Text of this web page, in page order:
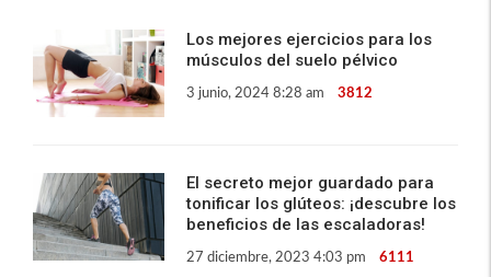
Los mejores ejercicios para los
músculos del suelo pélvico
3 junio, 2024 8:28 am 3812
El secreto mejor guardado para
tonificar los glúteos: ¡descubre los
beneficios de las escaladoras!
27 diciembre, 2023 4:03 pm 6111